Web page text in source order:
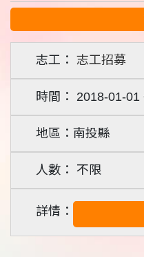
志工招募
2018-01-01
南投縣
不限